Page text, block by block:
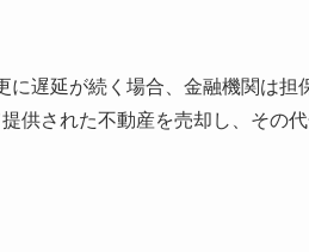
遅延が続く場合、金融機関は担
供された不動産を売却し、その